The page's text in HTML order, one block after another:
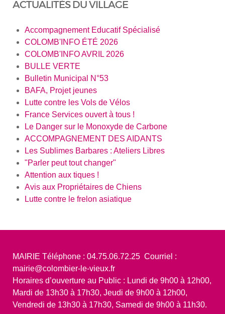
ACTUALITÉS DU VILLAGE
Accompagnement Educatif Spécialisé
COLOMB'INFO ÉTÉ 2026
COLOMB'INFO AVRIL 2026
BULLE VERTE
Bulletin Municipal N°53
BAFA, Projet jeunes
Lutte contre les Vols de Vélos
France Services ouvert à tous !
Le Danger sur le Monoxyde de Carbone
ACCOMPAGNEMENT DES AIDANTS
Les Sublimes Barbares : Ateliers Libres
"Parler peut tout changer"
Attention aux tiques !
Avis aux Propriétaires de Chiens
Lutte contre le frelon asiatique
MAIRIE Téléphone : 04.75.06.72.25 Courriel :
mairie@colombier-le-vieux.fr
Horaires d’ouverture au Public : Lundi de 9h00 à 12h00,
Mardi de 13h30 à 17h30, Jeudi de 9h00 à 12h00,
Vendredi de 13h30 à 17h30, Samedi de 9h00 à 11h30.